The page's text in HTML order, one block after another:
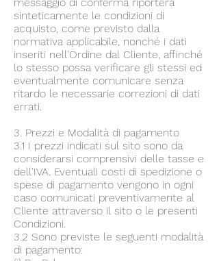
sinteticamente le condizioni di
acquisto, come previsto dalla
normativa applicabile, nonché i dati
inseriti nell'Ordine dal Cliente, affinché
lo stesso possa verificare gli stessi ed
eventualmente comunicare senza
ritardo le necessarie correzioni di dati
errati.
3. Prezzi e Modalità di pagamento
3.1 I prezzi indicati sul sito sono da
considerarsi comprensivi delle tasse e
dell'IVA. Eventuali costi di spedizione o
spese di pagamento vengono in ogni
caso comunicati preventivamente al
Cliente attraverso il sito o le presenti
Condizioni.
3.2 Sono previste le seguenti modalità
di pagamento: